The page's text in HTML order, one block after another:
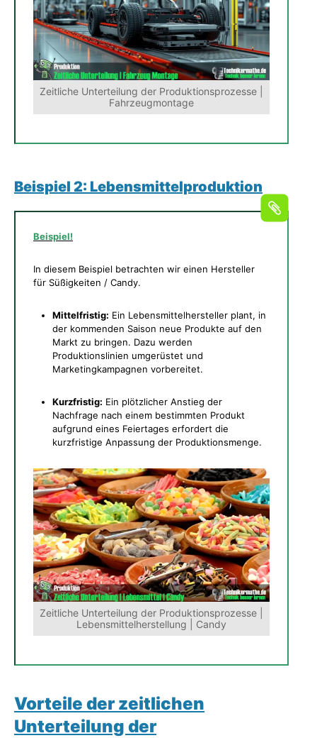
Zeitliche Unterteilung der Produktionsprozesse |
Fahrzeugmontage
Beispiel 2: Lebensmittelproduktion
Beispiel!
In diesem Beispiel betrachten wir einen Hersteller
für Süßigkeiten / Candy.
Mittelfristig: Ein Lebensmittelhersteller plant, in
der kommenden Saison neue Produkte auf den
Markt zu bringen. Dazu werden
Produktionslinien umgerüstet und
Marketingkampagnen vorbereitet.
Kurzfristig: Ein plötzlicher Anstieg der
Nachfrage nach einem bestimmten Produkt
aufgrund eines Feiertages erfordert die
kurzfristige Anpassung der Produktionsmenge.
Zeitliche Unterteilung der Produktionsprozesse |
Lebensmittelherstellung | Candy
Vorteile der zeitlichen
Unterteilung der